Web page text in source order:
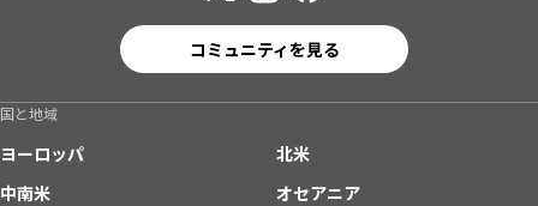
コミュニティを見る
国と地域
ヨーロッパ
北米
中南米
オセアニア